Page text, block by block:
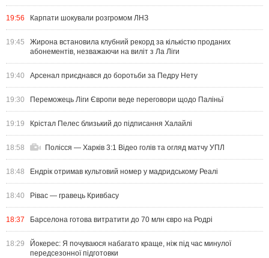
19:56 Карпати шокували розгромом ЛНЗ
19:45
Жирона встановила клубний рекорд за кількістю проданих
абонементів, незважаючи на виліт з Ла Ліги
19:40 Арсенал приєднався до боротьби за Педру Нету
19:30 Переможець Ліги Європи веде переговори щодо Паліньї
19:19 Крістал Пелес близький до підписання Халайлі
18:58 Полісся — Харків 3:1 Відео голів та огляд матчу УПЛ
18:48 Ендрік отримав культовий номер у мадридському Реалі
18:40 Рівас — гравець Кривбасу
18:37 Барселона готова витратити до 70 млн євро на Родрі
18:29
Йокерес: Я почуваюся набагато краще, ніж під час минулої
передсезонної підготовки